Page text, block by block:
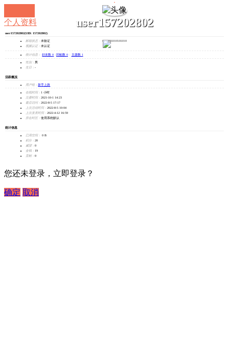
user157202802
发消息
个人资料
user157202802(UID: 157202802)
邮箱状态： 未验证
视频认证： 未认证
统计信息： 好友数 0 回帖数 0 主题数 1
性别： 男
生日： -
活跃概况
用户组： 新手上路
在线时间： 1 小时
注册时间： 2021-10-1 14:23
最后访问： 2022-8-5 17:17
上次活动时间： 2022-8-5 10:04
上次发表时间： 2022-4-12 16:59
所在时区： 使用系统默认
统计信息
已用空间：
0 B
积分： 20
威望： 0
金钱： 19
贡献： 0
您还未登录，立即登录？
确定 取消